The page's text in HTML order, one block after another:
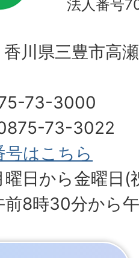
法人番号
川県三豊市高
73-3000
73-3022
号はこちら
曜日から金曜日(
前8時30分から